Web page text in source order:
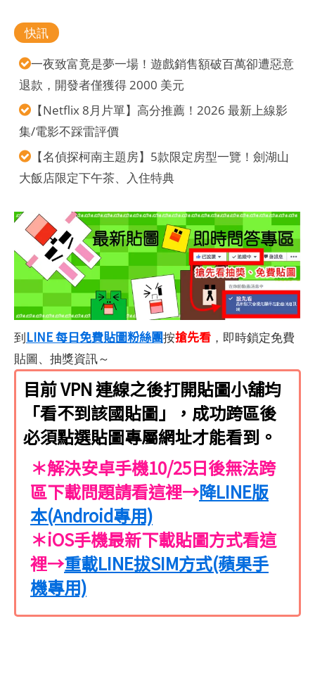
快訊
一夜致富竟是夢一場！遊戲銷售額破百萬卻遭惡意
退款，開發者僅獲得 2000 美元
【Netflix 8月片單】高分推薦！2026 最新上線影
集/電影不踩雷評價
【名偵探柯南主題房】5款限定房型一覽！劍湖山
大飯店限定下午茶、入住特典
到LINE 每日免費貼圖粉絲團按搶先看 ，即時鎖定免費
貼圖、抽獎資訊～
目前 VPN 連線之後打開貼圖小舖均
「看不到該國貼圖」，成功跨區後
必須點選貼圖專屬網址才能看到。
＊解決安卓手機10/25日後無法跨
區下載問題請看這裡→降LINE版
本(Android專用)
＊iOS手機最新下載貼圖方式看這
裡→重載LINE拔SIM方式(蘋果手
機專用)